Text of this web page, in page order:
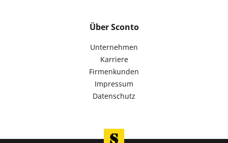
Über Sconto
Unternehmen
Karriere
Firmenkunden
Impressum
Datenschutz